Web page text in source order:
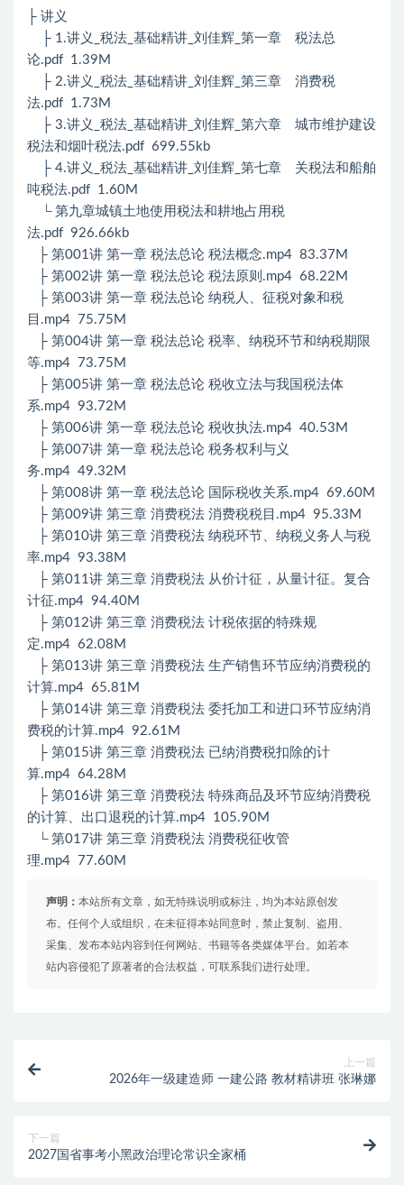
├ 讲义
├ 1.讲义_税法_基础精讲_刘佳辉_第一章 税法总
论.pdf 1.39M
├ 2.讲义_税法_基础精讲_刘佳辉_第三章 消费税
法.pdf 1.73M
├ 3.讲义_税法_基础精讲_刘佳辉_第六章 城市维护建设
税法和烟叶税法.pdf 699.55kb
├ 4.讲义_税法_基础精讲_刘佳辉_第七章 关税法和船舶
吨税法.pdf 1.60M
└ 第九章城镇土地使用税法和耕地占用税
法.pdf 926.66kb
├ 第001讲 第一章 税法总论 税法概念.mp4 83.37M
├ 第002讲 第一章 税法总论 税法原则.mp4 68.22M
├ 第003讲 第一章 税法总论 纳税人、征税对象和税
目.mp4 75.75M
├ 第004讲 第一章 税法总论 税率、纳税环节和纳税期限
等.mp4 73.75M
├ 第005讲 第一章 税法总论 税收立法与我国税法体
系.mp4 93.72M
├ 第006讲 第一章 税法总论 税收执法.mp4 40.53M
├ 第007讲 第一章 税法总论 税务权利与义
务.mp4 49.32M
├ 第008讲 第一章 税法总论 国际税收关系.mp4 69.60M
├ 第009讲 第三章 消费税法 消费税税目.mp4 95.33M
├ 第010讲 第三章 消费税法 纳税环节、纳税义务人与税
率.mp4 93.38M
├ 第011讲 第三章 消费税法 从价计征，从量计征。复合
计征.mp4 94.40M
├ 第012讲 第三章 消费税法 计税依据的特殊规
定.mp4 62.08M
├ 第013讲 第三章 消费税法 生产销售环节应纳消费税的
计算.mp4 65.81M
├ 第014讲 第三章 消费税法 委托加工和进口环节应纳消
费税的计算.mp4 92.61M
├ 第015讲 第三章 消费税法 已纳消费税扣除的计
算.mp4 64.28M
├ 第016讲 第三章 消费税法 特殊商品及环节应纳消费税
的计算、出口退税的计算.mp4 105.90M
└ 第017讲 第三章 消费税法 消费税征收管
理.mp4 77.60M
声明： 本站所有文章，如无特殊说明或标注，均为本站原创发
布。任何个人或组织，在未征得本站同意时，禁止复制、盗用、
采集、发布本站内容到任何网站、书籍等各类媒体平台。如若本
站内容侵犯了原著者的合法权益，可联系我们进行处理。
上一篇
2026年一级建造师 一建公路 教材精讲班 张琳娜
下一篇
2027国省事考小黑政治理论常识全家桶